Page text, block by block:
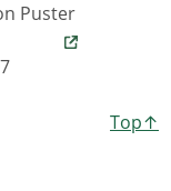
Puster
Top↑